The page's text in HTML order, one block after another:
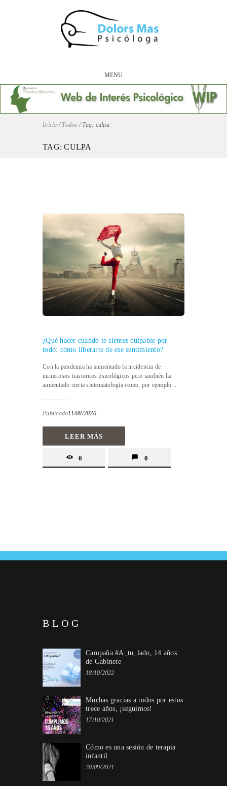
MENU
Inicio / Todos / Tag: culpa
TAG: CULPA
¿Qué hacer cuando te sientes culpable por
todo: cómo liberarte de ese sentimiento?
Con la pandemia ha aumentado la incidencia de
numerosos trastornos psicológicos pero también ha
aumentado cierta sintomatología como, por ejemplo...
Publicado11/08/2020
LEER MÁS
0 0
BLOG
Campaña #A_tu_lado, 14 años
de Gabinete
18/10/2022
Muchas gracias a todos por estos
trece años, ¡seguimos!
17/10/2021
Cómo es una sesión de terapia
infantil
30/09/2021